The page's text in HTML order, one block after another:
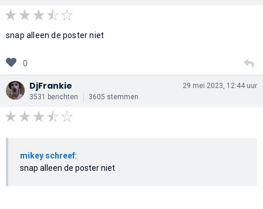
snap alleen de poster niet
0
DjFrankie
3531 berichten 3605 stemmen
29 mei 2023, 12:44 uur
mikey schreef:
snap alleen de poster niet